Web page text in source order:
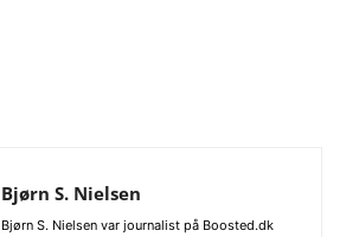
Bjørn S. Nielsen
Bjørn S. Nielsen var journalist på Boosted.dk